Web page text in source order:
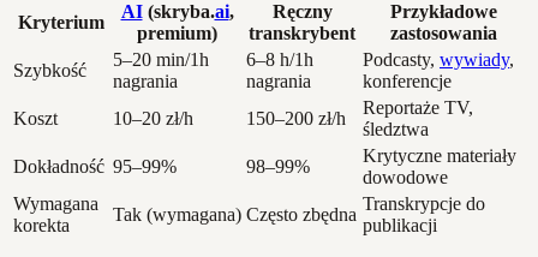
Kryterium
AI(skryba.ai,
premium)
Ręczny
transkrybent
Przykładowe
zastosowania
Szybkość
5–20 min/1h
nagrania
6–8 h/1h
nagrania
Podcasty, wywiady,
konferencje
Koszt
10–20 zł/h 150–200 zł/h
Reportaże TV,
śledztwa
Dokładność 95–99% 98–99%
Krytyczne materiały
dowodowe
Wymagana
korekta
Tak (wymagana) Często zbędna
Transkrypcje do
publikacji